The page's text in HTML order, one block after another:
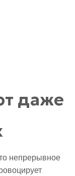
даже
непрерывное